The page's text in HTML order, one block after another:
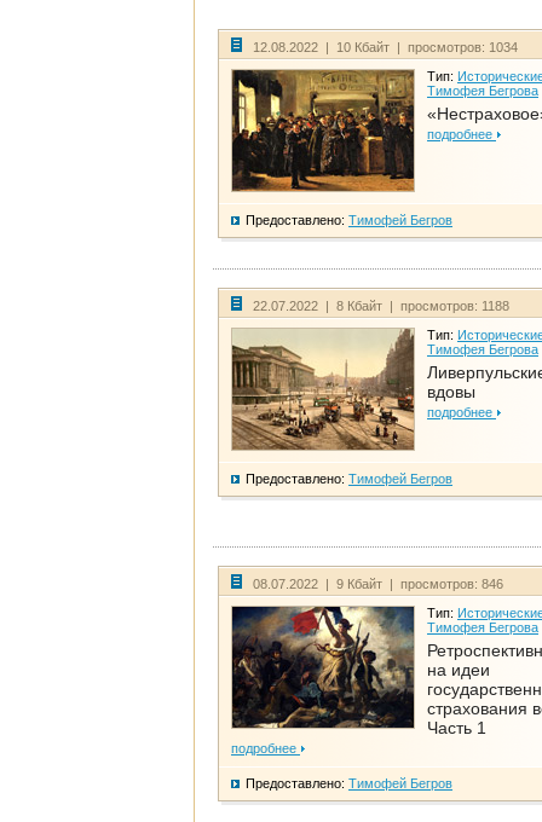
12.08.2022 | 10 Кбайт | просмотров: 1034
Тип:
Тимофея Бегрова
подробнее
Предоставлено: Тимофей Бегров
22.07.2022 | 8 Кбайт | просмотров: 1188
Тип:
Тимофея Бегрова
вдовы
подробнее
Предоставлено: Тимофей Бегров
08.07.2022 | 9 Кбайт | просмотров: 846
Тип:
Тимофея Бегрова
на идеи
страхования
Часть 1
подробнее
Предоставлено: Тимофей Бегров